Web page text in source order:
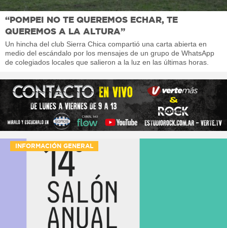
“POMPEI NO TE QUEREMOS ECHAR, TE
QUEREMOS A LA ALTURA”
Un hincha del club Sierra Chica compartió una carta abierta en
medio del escándalo por los mensajes de un grupo de WhatsApp
de colegiados locales que salieron a la luz en las últimas horas.
INFORMACIÓN GENERAL